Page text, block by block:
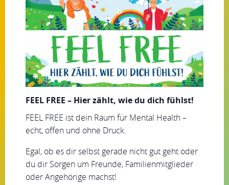
FEEL FREE – Hier zählt, wie du dich fühlst!
FEEL FREE ist dein Raum für Mental Health –
echt, offen und ohne Druck.
Egal, ob es dir selbst gerade nicht gut geht oder
du dir Sorgen um Freunde, Familienmitglieder
oder Angehörige machst!